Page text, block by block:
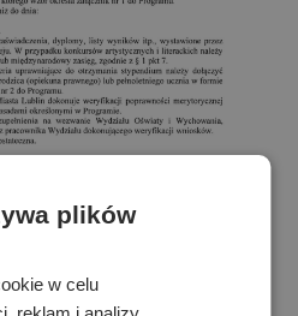
plików
w celu